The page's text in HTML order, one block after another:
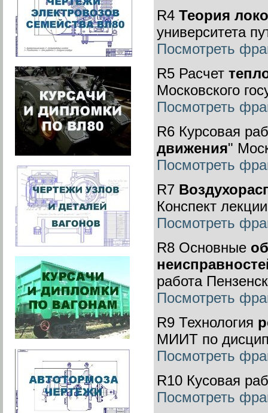
R4 Теория
университета
Посмотреть
R5 Расчет
Московского
Посмотреть
R6 Курсовая
движения"
Посмотреть
R7
Конспект
Посмотреть
R8 Основные
работа
Посмотреть
R9 Технология
МИИТ по
Посмотреть
R10 Кусовая
Посмотреть